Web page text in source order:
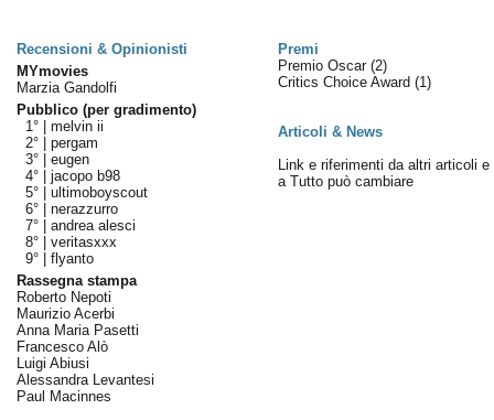
Recensioni & Opinionisti
Premi
MYmovies
Marzia Gandolfi
Pubblico (per gradimento)
1° | melvin ii
2° | pergam
3° | eugen
4° | jacopo b98
5° | ultimoboyscout
6° | nerazzurro
7° | andrea alesci
8° | veritasxxx
9° | flyanto
Rassegna stampa
Roberto Nepoti
Maurizio Acerbi
Anna Maria Pasetti
Francesco Alò
Luigi Abiusi
Alessandra Levantesi
Paul Macinnes
Premio Oscar (2)
Critics Choice Award (1)
Articoli & News
Link e riferimenti da altri articoli e
a Tutto può cambiare